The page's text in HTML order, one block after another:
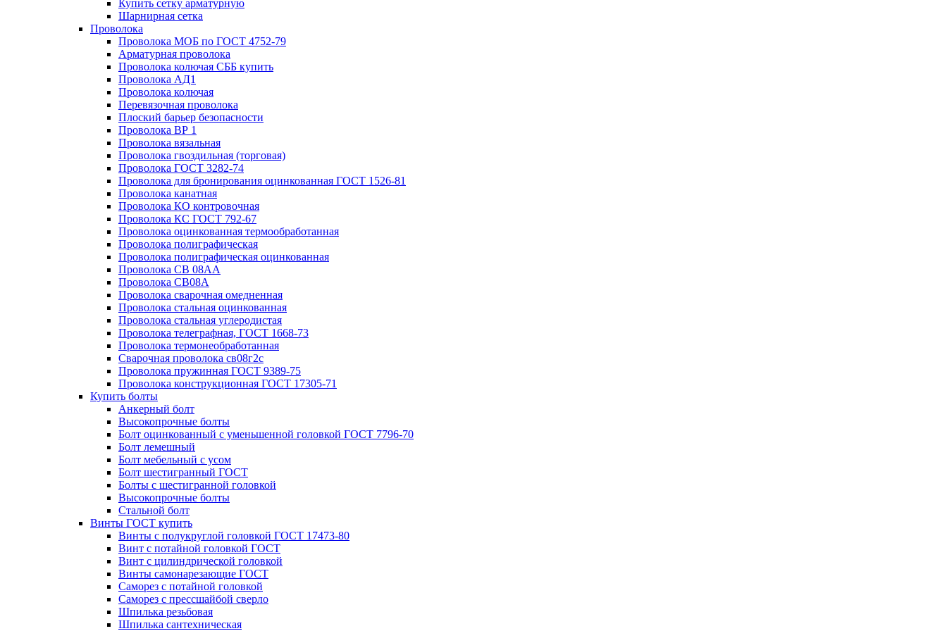
Купить сетку арматурную
Шарнирная сетка
Проволока
Проволока МОБ по ГОСТ 4752-79
Арматурная проволока
Проволока колючая СББ купить
Проволока АД1
Проволока колючая
Перевязочная проволока
Плоский барьер безопасности
Проволока ВР 1
Проволока вязальная
Проволока гвоздильная (торговая)
Проволока ГОСТ 3282-74
Проволока для бронирования оцинкованная ГОСТ 1526-81
Проволока канатная
Проволока КО контровочная
Проволока КС ГОСТ 792-67
Проволока оцинкованная термообработанная
Проволока полиграфическая
Проволока полиграфическая оцинкованная
Проволока СВ 08АА
Проволока СВ08А
Проволока сварочная омедненная
Проволока стальная оцинкованная
Проволока стальная углеродистая
Проволока телеграфная, ГОСТ 1668-73
Проволока термонеобработанная
Сварочная проволока св08г2с
Проволока пружинная ГОСТ 9389-75
Проволока конструкционная ГОСТ 17305-71
Купить болты
Анкерный болт
Высокопрочные болты
Болт оцинкованный с уменьшенной головкой ГОСТ 7796-70
Болт лемешный
Болт мебельный с усом
Болт шестигранный ГОСТ
Болты с шестигранной головкой
Высокопрочные болты
Стальной болт
Винты ГОСТ купить
Винты с полукруглой головкой ГОСТ 17473-80
Винт с потайной головкой ГОСТ
Винт с цилиндрической головкой
Винты самонарезающие ГОСТ
Саморез с потайной головкой
Саморез с прессшайбой сверло
Шпилька резьбовая
Шпилька сантехническая